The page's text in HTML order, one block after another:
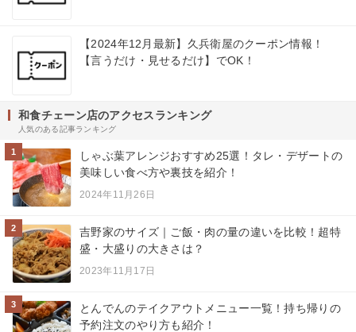
【2024年12月最新】久兵衛屋のクーポン情報！
【言うだけ・見せるだけ】でOK！
和食チェーン店のアクセスランキング
人気のある記事ランキング
1
しゃぶ葉アレンジおすすめ25選！タレ・デザートの
美味しい食べ方や裏技を紹介！
2024年11月26日
2
吉野家のサイズ｜ご飯・肉の量の違いを比較！超特
盛・大盛りの大きさは？
2023年11月17日
3
とんでんのテイクアウトメニュー一覧！持ち帰りの
予約注文のやり方も紹介！